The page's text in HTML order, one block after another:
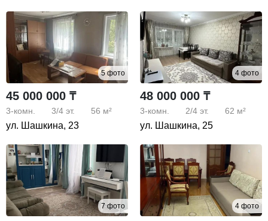
5 фото
45 000 000 ₸
3-комн. 3/4 эт. 56 м²
ул. Шашкина, 23
4 фото
48 000 000 ₸
3-комн. 2/4 эт. 62 м²
ул. Шашкина, 25
7 фото 4 фото